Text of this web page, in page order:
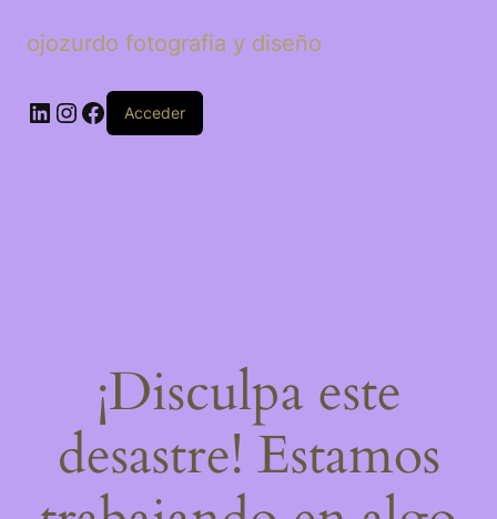
ojozurdo fotografia y diseño
LinkedIn
Instagram
Facebook
Acceder
¡Disculpa este
desastre! Estamos